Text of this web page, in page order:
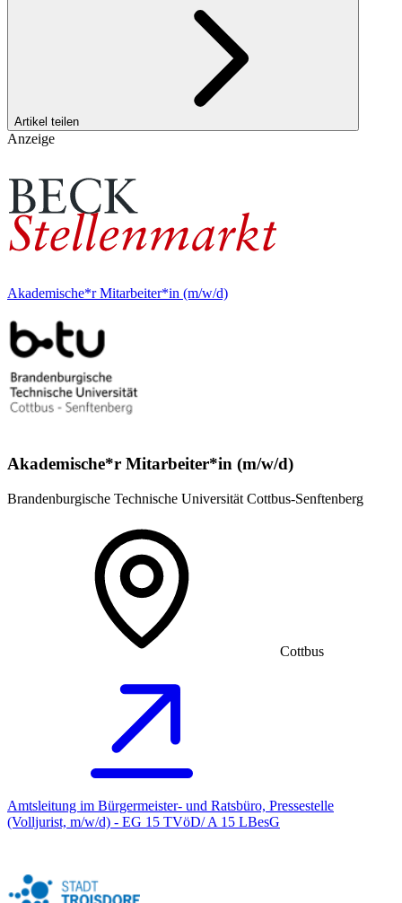
Artikel teilen
Anzeige
Akademische*r Mitarbeiter*in (m/w/d)
Akademische*r Mitarbeiter*in (m/w/d)
Brandenburgische Technische Universität Cottbus-Senftenberg
Cottbus
Amtsleitung im Bürgermeister- und Ratsbüro, Pressestelle
(Volljurist, m/w/d) - EG 15 TVöD/ A 15 LBesG